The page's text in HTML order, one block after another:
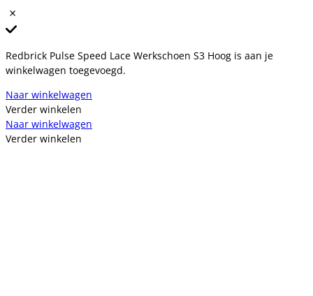
Redbrick Pulse Speed Lace Werkschoen S3 Hoog is aan je
winkelwagen toegevoegd.
Naar winkelwagen
Verder winkelen
Naar winkelwagen
Verder winkelen